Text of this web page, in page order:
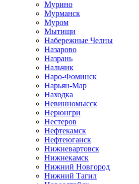
Мурино
Мурманск
Муром
Мытищи
Набережные Челны
Назарово
Назрань
Нальчик
Наро-Фоминск
Нарьян-Мар
Находка
Невинномысск
Нерюнгри
Нестеров
Нефтекамск
Нефтеюганск
Нижневартовск
Нижнекамск
Нижний Новгород
Нижний Тагил